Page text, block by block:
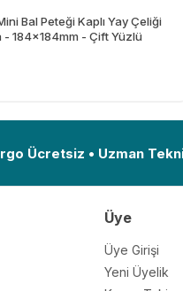
Bal Peteği Kaplı Yay Çeliği
- 184x184mm - Çift Yüzlü
Ücretsiz • Uzman
Üye
Üye Girişi
Yeni Üyelik